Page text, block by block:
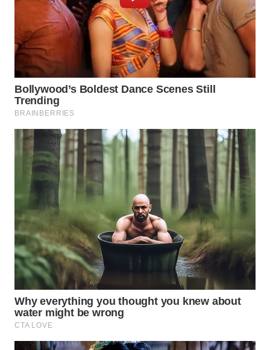
WN
SURABAYA
WN
NATUNA
WN
WN
MANDALIKA
LIKUPANG
WN
LABUANBAJO
WN
BORNEO
Media